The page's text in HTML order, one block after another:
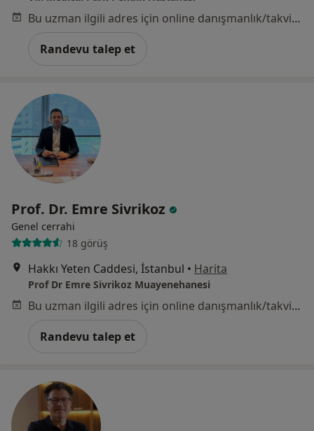
Bu uzman ilgili adres için online danışmanlık/takvim sunmuyor.
Randevu talep et
Prof. Dr. Emre Sivrikoz
Genel cerrahi
18 görüş
Hakkı Yeten Caddesi, İstanbul • Harita
Prof Dr Emre Sivrikoz Muayenehanesi
Bu uzman ilgili adres için online danışmanlık/takvim sunmuyor.
Randevu talep et